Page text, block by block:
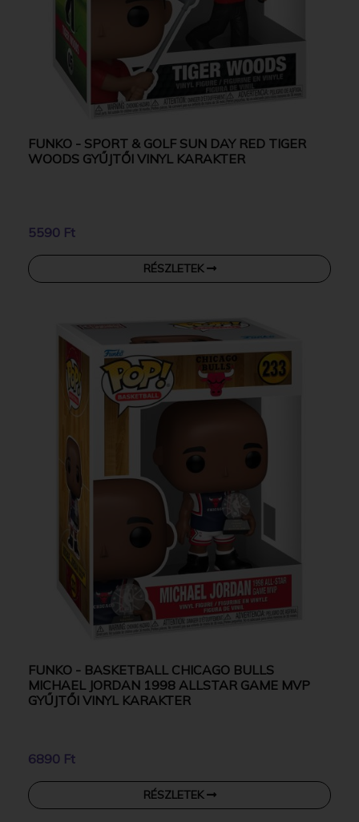
FUNKO - SPORT & GOLF SUN DAY RED TIGER
WOODS GYŰJTŐI VINYL KARAKTER
5590 Ft
RÉSZLETEK
FUNKO - BASKETBALL CHICAGO BULLS
MICHAEL JORDAN 1998 ALLSTAR GAME MVP
GYŰJTŐI VINYL KARAKTER
6890 Ft
RÉSZLETEK